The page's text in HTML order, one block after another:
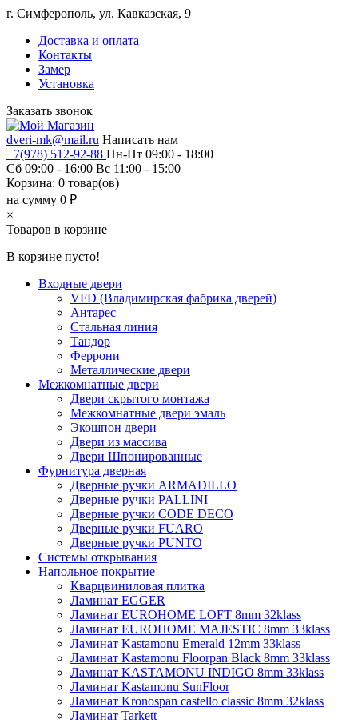
г. Симферополь, ул. Кавказская, 9
Доставка и оплата
Контакты
Замер
Установка
Заказать звонок
dveri-mk@mail.ru Написать нам
+7(978) 512-92-88 Пн-Пт 09:00 - 18:00
Сб 09:00 - 16:00 Вс 11:00 - 15:00
Корзина: 0 товар(ов)
на сумму 0 ₽
×
Товаров в корзине
В корзине пусто!
Входные двери
VFD (Владимирская фабрика дверей)
Антарес
Стальная линия
Тандор
Феррони
Металлические двери
Межкомнатные двери
Двери скрытого монтажа
Межкомнатные двери эмаль
Экошпон двери
Двери из массива
Двери Шпонированные
Фурнитура дверная
Дверные ручки ARMADILLO
Дверные ручки PALLINI
Дверные ручки CODE DECO
Дверные ручки FUARO
Дверные ручки PUNTO
Системы открывания
Напольное покрытие
Кварцвиниловая плитка
Ламинат EGGER
Ламинат EUROHOME LOFT 8mm 32klass
Ламинат EUROHOME MAJESTIC 8mm 33klass
Ламинат Kastamonu Emerald 12mm 33klass
Ламинат Kastamonu Floorpan Black 8mm 33klass
Ламинат KASTAMONU INDIGO 8mm 33klass
Ламинат Kastamonu SunFloor
Ламинат Kronospan castello classic 8mm 32klass
Ламинат Tarkett